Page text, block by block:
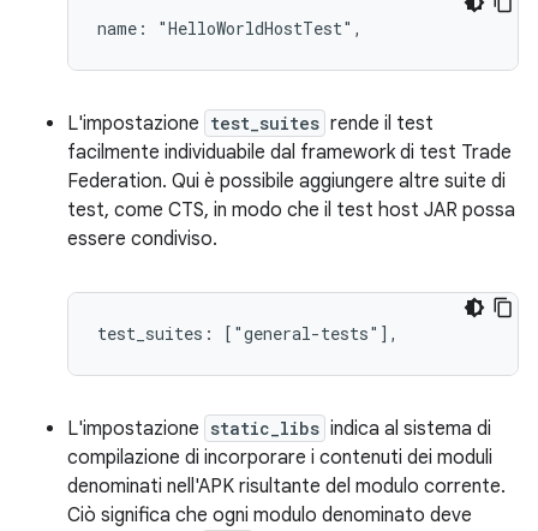
L'impostazione test_suites rende il test
facilmente individuabile dal framework di test Trade
Federation. Qui è possibile aggiungere altre suite di
test, come CTS, in modo che il test host JAR possa
essere condiviso.
L'impostazione static_libs indica al sistema di
compilazione di incorporare i contenuti dei moduli
denominati nell'APK risultante del modulo corrente.
Ciò significa che ogni modulo denominato deve